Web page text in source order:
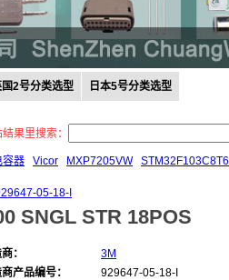
2号分类选型 日本5号分类选型
果里搜索：
容器 Vicor MXP7205VW STM32F103C8T6
05-18-I
SNGL STR 18POS
：
3M
产品编号：
929647-05-18-I